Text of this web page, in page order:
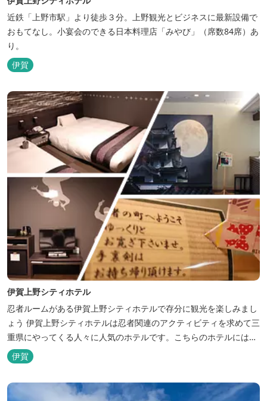
近鉄「上野市駅」より徒歩３分。上野観光とビジネスに最新設備で
おもてなし。小宴会のできる日本料理店「みやび」（席数84席）あ
り。
伊賀
伊賀上野シティホテル
忍者ルームがある伊賀上野シティホテルで存分に観光を楽しみまし
ょう 伊賀上野シティホテルは忍者関連のアクティビティを求めて三
重県にやってくる人々に人気のホテルです。こちらのホテルには、
忍者の内装が施された部屋がいくつかあります。壁紙からトイレッ
トペーパーに至るまで、忍者に関連したデザインモチーフがあしら
われています。 伊賀上野城や伊賀流忍者博物館から徒歩わずか10
分の位置にあるこのホテ...
伊賀